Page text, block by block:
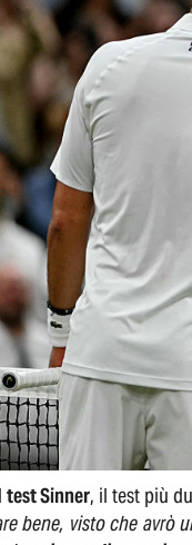
test Sinner, il test più
bene, visto che avrò